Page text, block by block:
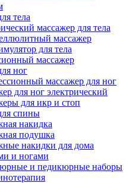
тела
массажер для тела
массажер
для тела
массажер
ног
массажер для ног
для ног электрический
для икр и стоп
спины
накидка
подушка
накидки для дома
и ногами
и педикюрные наборы